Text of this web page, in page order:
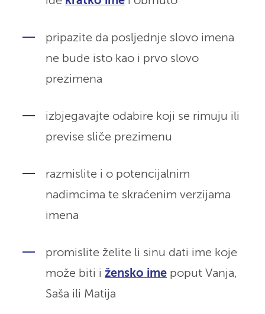
pripazite da posljednje slovo imena
ne bude isto kao i prvo slovo
prezimena
izbjegavajte odabire koji se rimuju ili
previse sliče prezimenu
razmislite i o potencijalnim
nadimcima te skraćenim verzijama
imena
promislite želite li sinu dati ime koje
može biti i žensko imepoput Vanja,
Saša ili Matija